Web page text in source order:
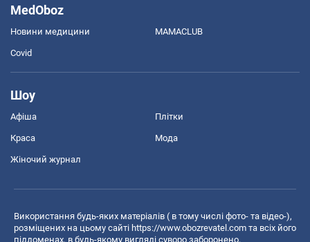
MedOboz
Новини медицини MAMACLUB
Covid
Шоу
Афіша Плітки
Краса Мода
Жіночий журнал
Використання будь-яких матеріалів ( в тому числі фото- та відео-),
розміщених на цьому сайті https://www.obozrevatel.com та всіх його
піддоменах, в будь-якому вигляді суворо заборонено.